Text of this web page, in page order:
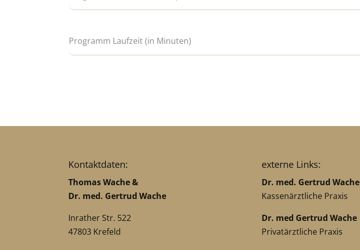
Kontaktdaten:
Thomas Wache &
Dr. med. Gertrud Wache
Inrather Str. 522
47803 Krefeld
externe Links:
Dr. med. Gertrud Wache
Kassenärztliche Praxis
Dr. med Gertrud Wache
Privatärztliche Praxis